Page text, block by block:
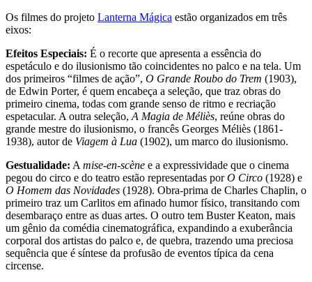
Os filmes do projeto Lanterna Mágica estão organizados em três
eixos:
Efeitos Especiais: É o recorte que apresenta a essência do
espetáculo e do ilusionismo tão coincidentes no palco e na tela. Um
dos primeiros “filmes de ação”, O Grande Roubo do Trem (1903),
de Edwin Porter, é quem encabeça a seleção, que traz obras do
primeiro cinema, todas com grande senso de ritmo e recriação
espetacular. A outra seleção, A Magia de Méliès, reúne obras do
grande mestre do ilusionismo, o francês Georges Méliès (1861-
1938), autor de Viagem à Lua (1902), um marco do ilusionismo.
Gestualidade: A mise-en-scène e a expressividade que o cinema
pegou do circo e do teatro estão representadas porO Circo (1928) e
O Homem das Novidades (1928). Obra-prima de Charles Chaplin, o
primeiro traz um Carlitos em afinado humor físico, transitando com
desembaraço entre as duas artes. O outro tem Buster Keaton, mais
um gênio da comédia cinematográfica, expandindo a exuberância
corporal dos artistas do palco e, de quebra, trazendo uma preciosa
sequência que é síntese da profusão de eventos típica da cena
circense.